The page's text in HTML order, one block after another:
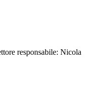
responsabile: Nicola